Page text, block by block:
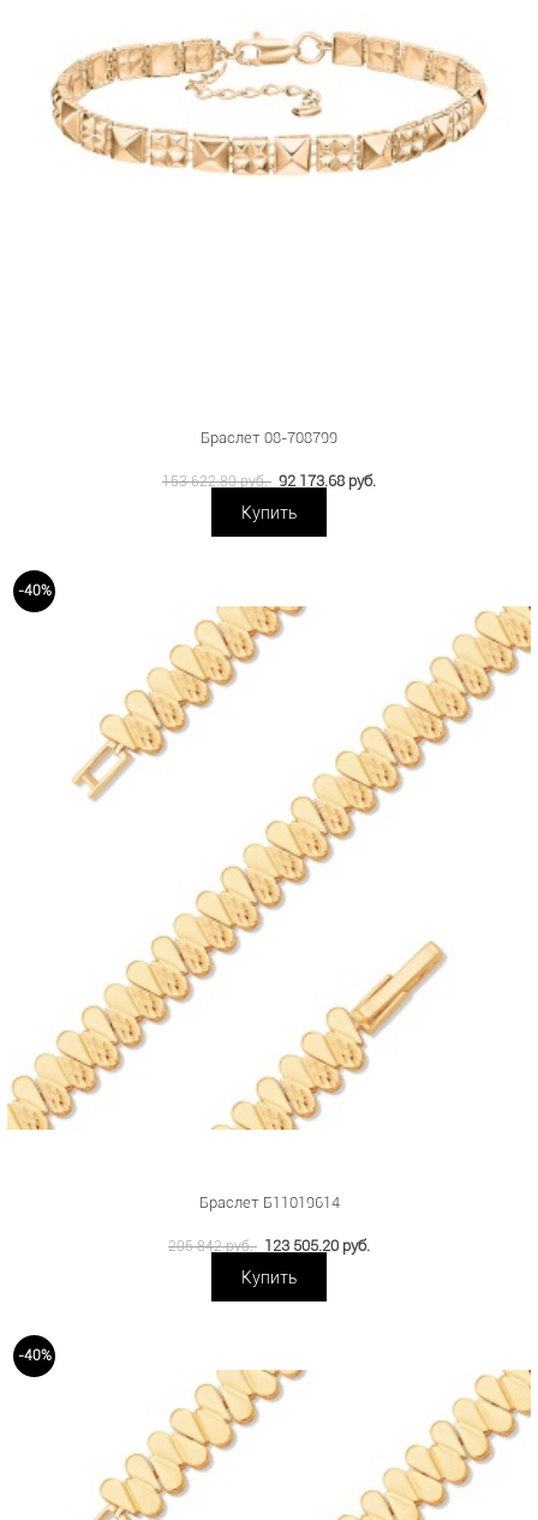
Браслет 08-708799
153 622.80 руб. 92 173.68 руб.
Купить
-40%
Браслет Б11019614
205 842 руб. 123 505.20 руб.
Купить
-40%